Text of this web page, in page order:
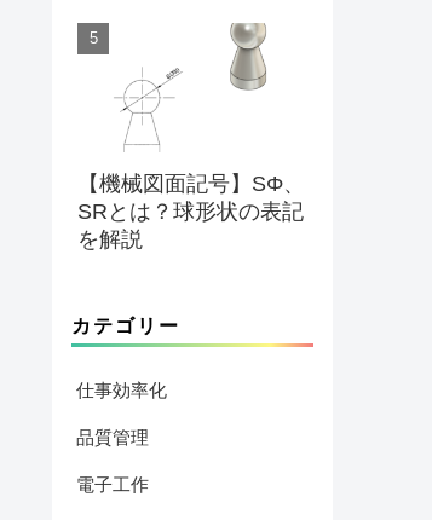
【機械図面記号】SΦ、
SRとは？球形状の表記
を解説
カテゴリー
仕事効率化
品質管理
電子工作